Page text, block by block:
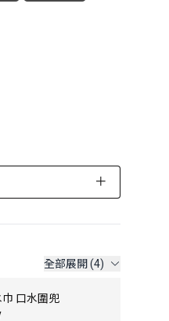
＋
全部展開 (4)
口水圍兜